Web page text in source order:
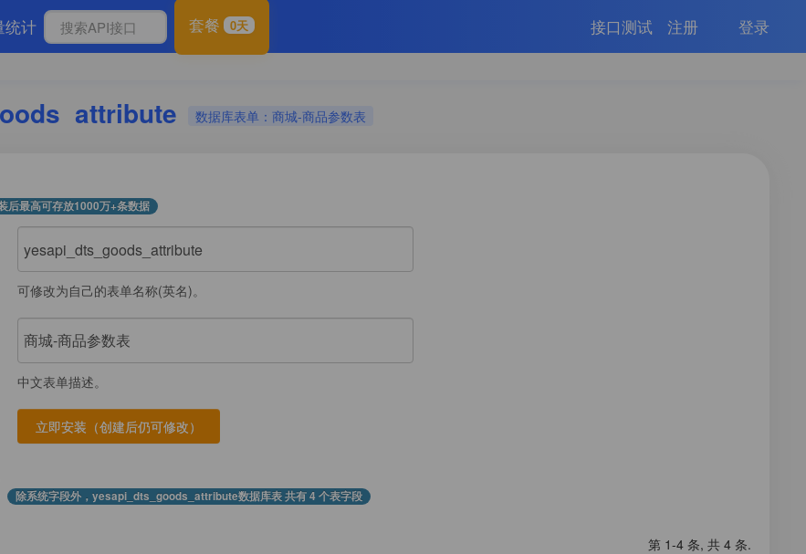
统计 套餐 0天 接口测试 注册 登录
数据库表单：商城-商品参数表
后最高可存放1000万+条数据
可修改为自己的表单名称(英名)。
中文表单描述。
除系统字段外，yesapi_dts_goods_attribute数据库表 共有 4 个表字段
第 1-4 条, 共 4 条.